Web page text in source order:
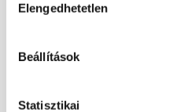
kiválasztása
Elengedhetetlen
Beállítások
Statisztikai
KÉPZÉSEINK
TECHNIKAI TOVÁBBKÉPZÉSEK